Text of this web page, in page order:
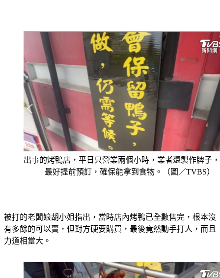
出事的烤鴨店，平日只營業兩個小時，業者還製作牌子
最好提前預訂，確保能拿到食物。（圖／TVBS）
被打的老闆娘胡小姐指出，當時店內烤鴨已全數售完，根本沒
有多餘的可以賣，但對方硬要購買，最後竟然動手打人，而且
力道相當大。